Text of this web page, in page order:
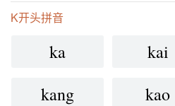
K开头拼音
ka kai
kang
kao